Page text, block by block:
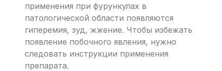
применения при фурункулах в
патологической области появляются
гиперемия, зуд, жжение. Чтобы избежать
появление побочного явления, нужно
следовать инструкции применения
препарата.